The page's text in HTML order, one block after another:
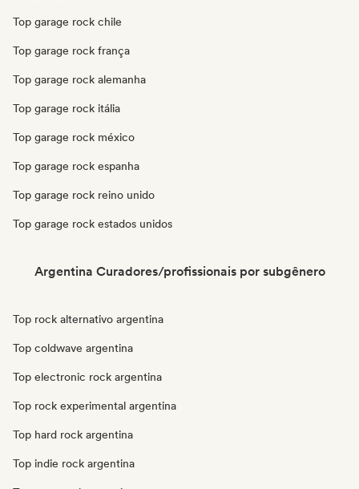
Top garage rock chile
Top garage rock frança
Top garage rock alemanha
Top garage rock itália
Top garage rock méxico
Top garage rock espanha
Top garage rock reino unido
Top garage rock estados unidos
Argentina Curadores/profissionais por subgênero
Top rock alternativo argentina
Top coldwave argentina
Top electronic rock argentina
Top rock experimental argentina
Top hard rock argentina
Top indie rock argentina